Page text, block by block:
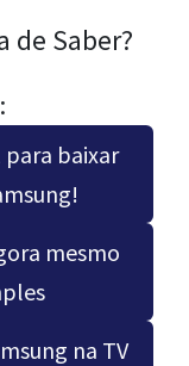
de Saber?
baixar
mesmo
na TV